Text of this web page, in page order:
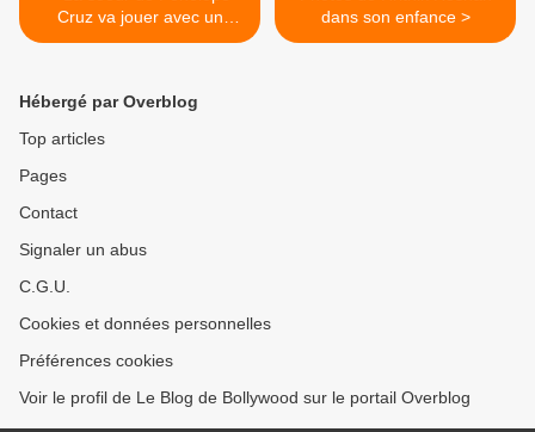
Cruz va jouer avec un
acteur de Bollywood
dans son enfance >
Hébergé par Overblog
Top articles
Pages
Contact
Signaler un abus
C.G.U.
Cookies et données personnelles
Préférences cookies
Voir le profil de Le Blog de Bollywood sur le portail Overblog